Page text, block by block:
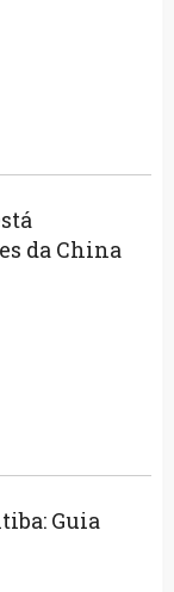
da China
Guia